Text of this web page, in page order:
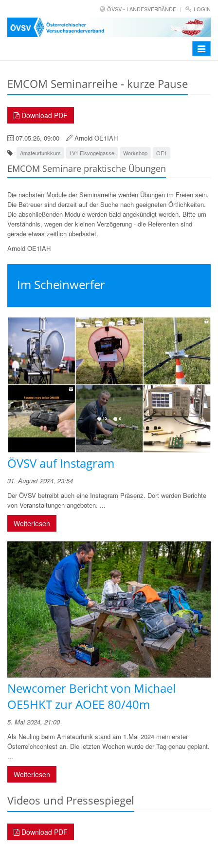
ÖVSV - LANDESVERBÄNDE LOGIN
Toggle
EMCOM Seminarreihe - kurze Pause
Download PDF
07.05.26, 09:00 Arnold OE1IAH
Amateurfunkkurs LV1 Eisvogelgasse Workshop OE1
EMCOM Seminare praktische Übungen
Die nächsten Module der Seminarreihe werden Übungen im Freien sein.
Die Betreuer sind derzeit auf der Suche nach geeigneten Örtlichkeiten.
Die abschließenden Module werden bald angekündigt werden. Bitte um
Verständnis, wegen der kleinen Verzögerung - die Referenten sind
gerade etwas zeitlich überlastet.
Arnold OE1IAH
Im Scheinwerfer
ÖVSV auf Instagram
31. August 2024, 23:54
Der ÖVSV betreibt auch eine Instagram Präsenz. Dort werden Berichte
von Veranstaltungen angeboten. ...
Weiterlesen
Newcomer Bericht von Michael
OE5HKT zur AOEE 80/40m
5. Mai 2024, 21:00
Als Neuling beim Amateurfunk stand am 1.Mai 2024 mein erster
Österreichcontest an. Die letzten Wochen wurde der Tag genau geplant.
...
Weiterlesen
Videos und Pressespiegel
Download PDF